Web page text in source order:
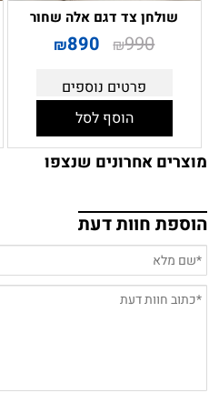
שולחן צד דגם אלה שחור
₪990
₪890
פרטים נוספים
הוסף לסל
מוצרים אחרונים שנצפו
הוספת חוות דעת